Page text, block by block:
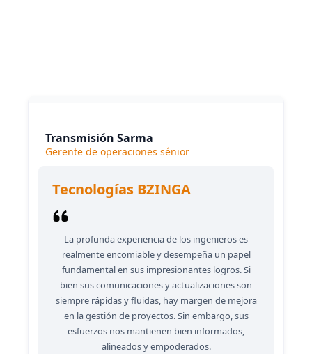
Transmisión Sarma
Gerente de operaciones sénior
Tecnologías BZINGA
La profunda experiencia de los ingenieros es
realmente encomiable y desempeña un papel
fundamental en sus impresionantes logros. Si
bien sus comunicaciones y actualizaciones son
siempre rápidas y fluidas, hay margen de mejora
en la gestión de proyectos. Sin embargo, sus
esfuerzos nos mantienen bien informados,
alineados y empoderados.